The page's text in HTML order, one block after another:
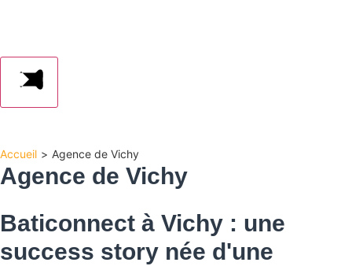
Accueil > Agence de Vichy
Agence de Vichy
Baticonnect à Vichy : une
success story née d'une